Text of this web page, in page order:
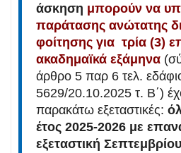
άσκηση μπορούν να
παράτασης ανώτατης
φοίτησης για τρία (3)
ακαδημαϊκά εξάμηνα
άρθρο 5 παρ 6 τελ.
5629/20.10.2025 τ. Β΄)
παρακάτω εξεταστικές:
έτος 2025-2026 με
εξεταστική